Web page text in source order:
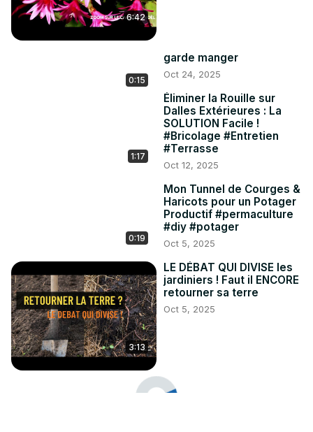
6:42
0:15
garde manger
Oct 24, 2025
1:17
Éliminer la Rouille sur
Dalles Extérieures : La
SOLUTION Facile !
#Bricolage #Entretien
#Terrasse
Oct 12, 2025
0:19
Mon Tunnel de Courges &
Haricots pour un Potager
Productif #permaculture
#diy #potager
Oct 5, 2025
3:13
LE DÉBAT QUI DIVISE les
jardiniers ! Faut il ENCORE
retourner sa terre
Oct 5, 2025